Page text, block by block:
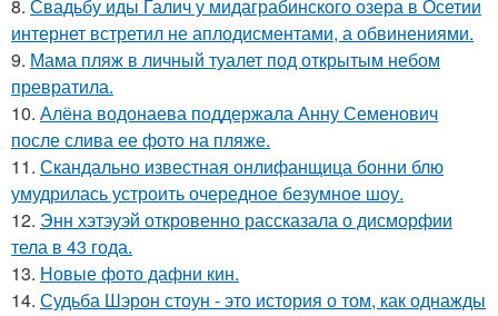
8. Свадьбу иды Галич у мидаграбинского озера в Осетии
интернет встретил не аплодисментами, а обвинениями.
9. Мама пляж в личный туалет под открытым небом
превратила.
10. Алёна водонаева поддержала Анну Семенович
после слива ее фото на пляже.
11. Скандально известная онлифанщица бонни блю
умудрилась устроить очередное безумное шоу.
12. Энн хэтэуэй откровенно рассказала о дисморфии
тела в 43 года.
13. Новые фото дафни кин.
14. Судьба Шэрон стоун - это история о том, как однажды